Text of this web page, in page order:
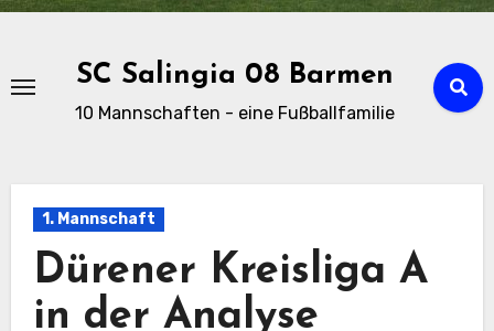
SC Salingia 08 Barmen
10 Mannschaften - eine Fußballfamilie
1. Mannschaft
Dürener Kreisliga A
in der Analyse